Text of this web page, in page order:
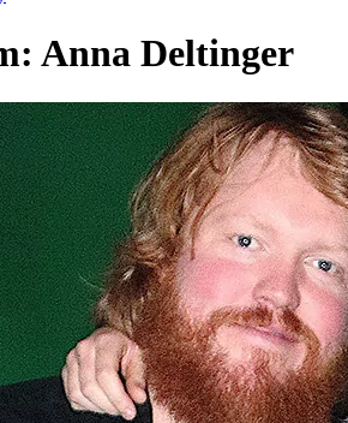
Anna Deltinger